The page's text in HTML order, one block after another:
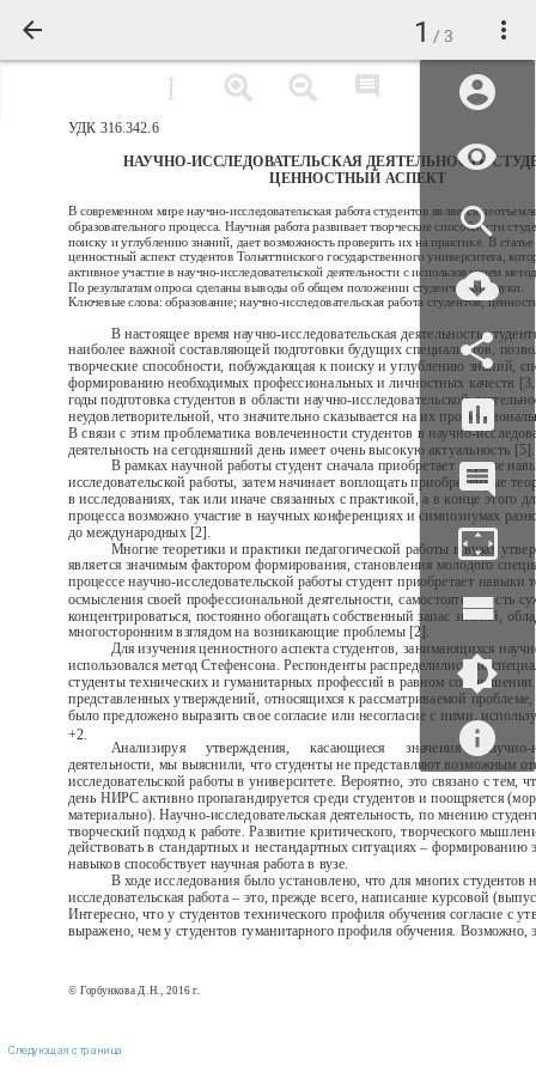
1 / 3
УДК 316.342.6
НАУЧНО-ИССЛЕДОВАТЕЛЬСКАЯ ДЕЯТЕЛЬНОСТЬ
ЦЕННОСТНЫЙ АСПЕКТ
В современном мире научно-исследовательская работа студентов является
образовательного процесса. Научная работа развивает творческие способности
поиску и углублению знаний, дает возможность проверить их на практике. В статье
ценностный аспект студентов Тольяттинского государственного университета,
активное участие в научно-исследовательской деятельности с использованием
По результатам опроса сделаны выводы об общем положении студенческой науки.
Ключевые слова: образование; научно-исследовательская работа студентов;
В настоящее время научно-исследовательская деятельность
наиболее важной составляющей подготовки будущих специалистов,
творческие способности, побуждающая к поиску и углублению знаний,
формированию необходимых профессиональных и личностных качеств
годы подготовка студентов в области научно-исследовательской
неудовлетворительной, что значительно сказывается на их
В связи с этим проблематика вовлеченности студентов в научно-
деятельность на сегодняшний день имеет очень высокую актуальность [5].
В рамках научной работы студент сначала приобретает первые
исследовательской работы, затем начинает воплощать приобретенные
в исследованиях, так или иначе связанных с практикой, а в конце этого
процесса возможно участие в научных конференциях и симпозиумах
до международных [2].
Многие теоретики и практики педагогической работы в вузах
является значимым фактором формирования, становления молодого
процессе научно-исследовательской работы студент приобретает навыки
осмысления своей профессиональной деятельности, самостоятельность
концентрироваться, постоянно обогащать собственный запас знаний,
многосторонним взглядом на возникающие проблемы [2].
Для изучения ценностного аспекта студентов, занимающихся
использовался метод Стефенсона. Респонденты распределились по
студенты технических и гуманитарных профессий в равном
представленных утверждений, относящихся к рассматриваемой
было предложено выразить свое согласие или несогласие с ними,
+2.
Анализируя утверждения, касающиеся значения научно-
деятельности, мы выяснили, что студенты не представляют возможным
исследовательской работы в университете. Вероятно, это связано с тем,
день НИРС активно пропагандируется среди студентов и поощряется
материально). Научно-исследовательская деятельность, по мнению
творческий подход к работе. Развитие критического, творческого
действовать в стандартных и нестандартных ситуациях – формированию
навыков способствует научная работа в вузе.
В ходе исследования было установлено, что для многих студентов
исследовательская работа – это, прежде всего, написание курсовой
Интересно, что у студентов технического профиля обучения согласие с
выражено, чем у студентов гуманитарного профиля обучения. Возможно,
© Горбункова Д.Н., 2016 г.
Следующая страница